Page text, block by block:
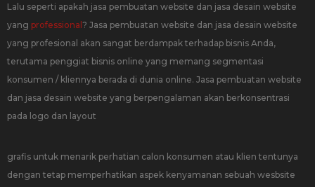
Lalu seperti apakah jasa pembuatan website dan jasa desain website
yang professional ? Jasa pembuatan website dan jasa desain website
yang profesional akan sangat berdampak terhadap bisnis Anda,
terutama penggiat bisnis online yang memang segmentasi
konsumen / kliennya berada di dunia online. Jasa pembuatan website
dan jasa desain website yang berpengalaman akan berkonsentrasi
pada logo dan layout
grafis untuk menarik perhatian calon konsumen atau klien tentunya
dengan tetap memperhatikan aspek kenyamanan sebuah wesbsite